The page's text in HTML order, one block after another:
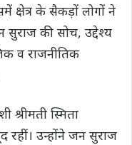
क्षेत्र के सैकड़ों लोगों ने
सुराज की सोच, उद्देश्य
व राजनीतिक
श्रीमती स्मिता
उन्होंने जन सुराज